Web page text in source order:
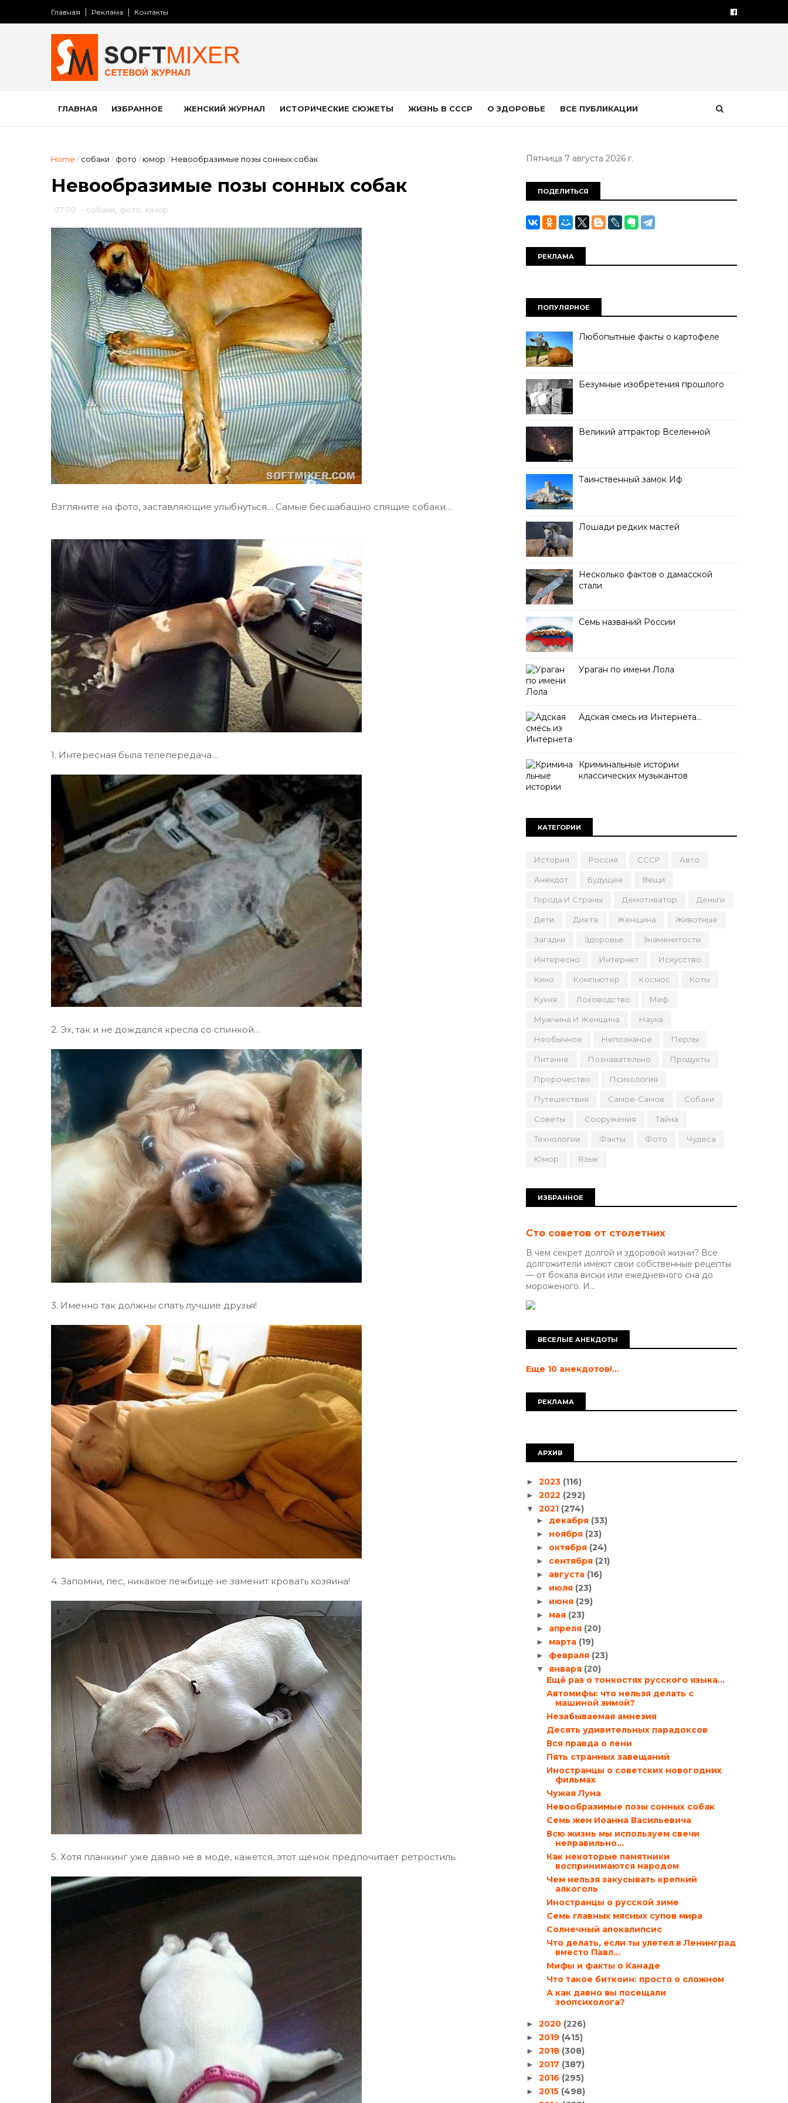
Главная Реклама Контакты
ГЛАВНАЯ ИЗБРАННОЕ ЖЕНСКИЙ ЖУРНАЛ ИСТОРИЧЕСКИЕ СЮЖЕТЫ ЖИЗНЬ В СССР О ЗДОРОВЬЕ ВСЕ ПУБЛИКАЦИИ
Home / собаки / фото / юмор / Невообразимые позы сонных собак
Невообразимые позы сонных собак
07:00 - собаки фото юмор
Взгляните на фото, заставляющие улыбнуться… Самые бесшабашно спящие собаки…
1. Интересная была телепередача…
2. Эх, так и не дождался кресла со спинкой…
3. Именно так должны спать лучшие друзья!
4. Запомни, пес, никакое лежбище не заменит кровать хозяина!
5. Хотя планкинг уже давно не в моде, кажется, этот щенок предпочитает ретростиль.
Пятница 7 августа 2026 г.
ПОДЕЛИТЬСЯ
РЕКЛАМА
ПОПУЛЯРНОЕ
Любопытные факты о картофеле
Безумные изобретения прошлого
Великий аттрактор Вселенной
Таинственный замок Иф
Лошади редких мастей
Несколько фактов о дамасской
стали
Семь названий России
Ураган по имени Лола
Адская смесь из Интернета…
Криминальные истории
классических музыкантов
КАТЕГОРИИ
История Россия СССР Авто
Анекдот Будущее Вещи
Города И Страны Демотиватор Деньги
Дети Диета Женщина Животные
Загадки Здоровье Знаменитости
Интересно Интернет Искусство
Кино Компьютер Космос Коты
Кухня Лоховодство Миф
Мужчина И Женщина Наука
Необычное Непознаное Перлы
Питание Познавательно Продукты
Пророчество Психология
Путешествия Самое-Самое Собаки
Советы Сооружения Тайна
Технологии Факты Фото Чудеса
Юмор Язык
ИЗБРАННОЕ
Сто советов от столетних
В чем секрет долгой и здоровой жизни? Все
долгожители имеют свои собственные рецепты
— от бокала виски или ежедневного сна до
мороженого. И...
ВЕСЕЛЫЕ АНЕКДОТЫ
Еще 10 анекдотов!...
РЕКЛАМА
АРХИВ
► 2023 (116)
► 2022 (292)
▼ 2021 (274)
► декабря (33)
► ноября (23)
► октября (24)
► сентября (21)
► августа (16)
► июля (23)
► июня (29)
► мая (23)
► апреля (20)
► марта (19)
► февраля (23)
▼ января (20)
Ещё раз о тонкостях русского языка…
Автомифы: что нельзя делать с
машиной зимой?
Незабываемая амнезия
Десять удивительных парадоксов
Вся правда о лени
Пять странных завещаний
Иностранцы о советских новогодних
фильмах
Чужая Луна
Невообразимые позы сонных собак
Семь жен Иоанна Васильевича
Всю жизнь мы используем свечи
неправильно…
Как некоторые памятники
воспринимаются народом
Чем нельзя закусывать крепкий
алкоголь
Иностранцы о русской зиме
Семь главных мясных супов мира
Солнечный апокалипсис
Что делать, если ты улетел в Ленинград
вместо Павл...
Мифы и факты о Канаде
Что такое биткоин: просто о сложном
А как давно вы посещали
зоопсихолога?
► 2020 (226)
► 2019 (415)
► 2018 (308)
► 2017 (387)
► 2016 (295)
► 2015 (498)